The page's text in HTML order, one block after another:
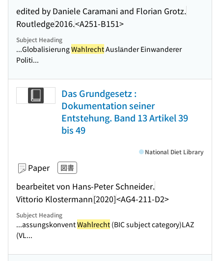
edited by Daniele Caramani and Florian Grotz.
Routledge2016.<A251-B151>
Subject Heading
...GlobalisierungWahlrechtAusländer Einwanderer
Politi...
Das Grundgesetz :
Dokumentation seiner
Entstehung. Band 13 Artikel 39
bis 49
Paper 図書
bearbeitet von Hans-Peter Schneider.
Vittorio Klostermann[2020]<AG4-211-D2>
National Diet Library
Subject Heading
...assungskonventWahlrecht (BIC subject category)LAZ
(VL...